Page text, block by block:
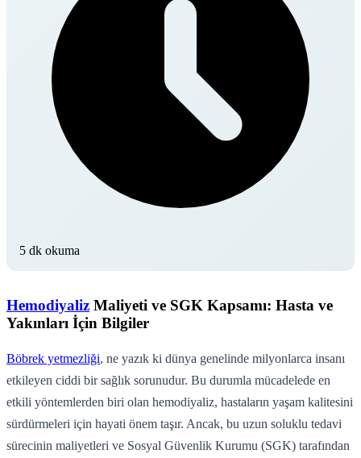
5 dk okuma
Hemodiyaliz Maliyeti ve SGK Kapsamı: Hasta ve
Yakınları İçin Bilgiler
Böbrek yetmezliği, ne yazık ki dünya genelinde milyonlarca insanı
etkileyen ciddi bir sağlık sorunudur. Bu durumla mücadelede en
etkili yöntemlerden biri olan hemodiyaliz, hastaların yaşam kalitesini
sürdürmeleri için hayati önem taşır. Ancak, bu uzun soluklu tedavi
sürecinin maliyetleri ve Sosyal Güvenlik Kurumu (SGK) tarafından